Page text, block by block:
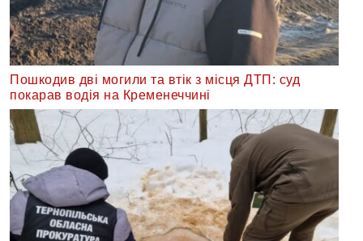
Пошкодив дві могили та втік з місця ДТП: суд
покарав водія на Кременеччині